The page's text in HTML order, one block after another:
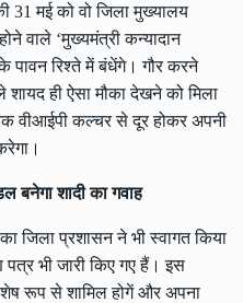
31 मई को वो जिला मुख्यालय
वाले ‘मुख्यमंत्री कन्यादान
पावन रिश्ते में बंधेंगे। गौर करने
ही ऐसा मौका देखने को मिला
वीआईपी कल्चर से दूर होकर अपनी
बनेगा शादी का गवाह
जिला प्रशासन ने भी स्वागत किया
भी जारी किए गए हैं। इस
रूप से शामिल होगें और अपना